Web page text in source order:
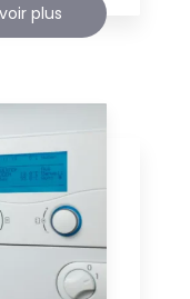
plus